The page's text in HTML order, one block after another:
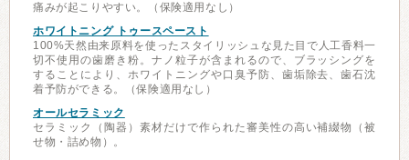
痛みが起こりやすい。（保険適用なし）
ホワイトニング トゥースペースト
100%天然由来原料を使ったスタイリッシュな見た目で人工香料一
切不使用の歯磨き粉。ナノ粒子が含まれるので、ブラッシングを
することにより、ホワイトニングや口臭予防、歯垢除去、歯石沈
着予防ができる。（保険適用なし）
オールセラミック
セラミック（陶器）素材だけで作られた審美性の高い補綴物（被
せ物・詰め物）。